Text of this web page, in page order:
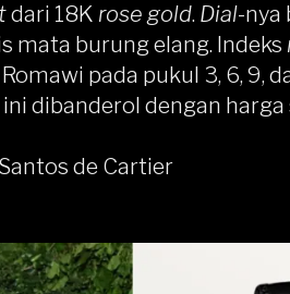
dari 18K rose gold. Dial-nya
mata burung elang. Indeks
pada pukul 3, 6, 9,
dibanderol dengan
de Cartier